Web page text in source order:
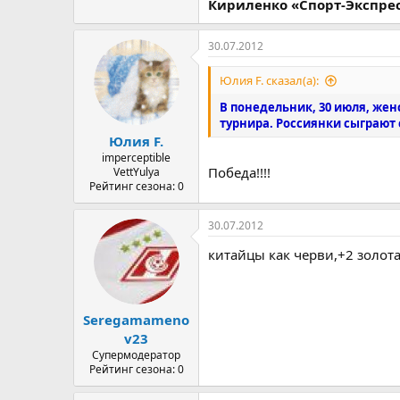
Кириленко «Спорт-
Юлия F.
imperceptible
VettYulya
Рейтинг сезона: 0
30.07.2012
Юлия F. сказал(а):
В понедельник, 30 июля,
турнира. Россиянки
Победа!!!!
Seregamameno
v23
Супермодератор
Рейтинг сезона: 0
30.07.2012
китaйцы кaк чeрви,+2